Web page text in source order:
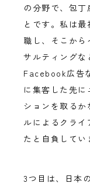
の分野で、包
とです。私は
職し、そこか
サルティング
Facebook広告
に集客した先
ションを取る
ルによるクラ
たと自負してい
3つ目は、日本